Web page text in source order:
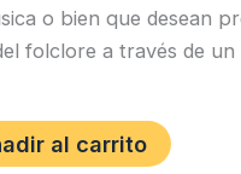
o bien que desean
folclore a través de un
al carrito